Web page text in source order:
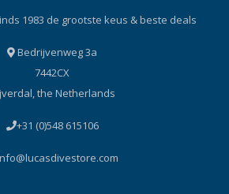
1983 de grootste keus & beste deals
Bedrijvenweg 3a
7442CX
the Netherlands
+31 (0)548 615106